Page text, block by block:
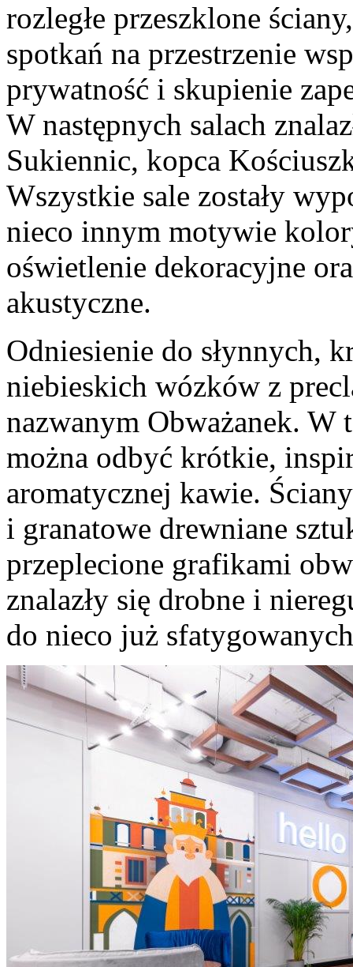
rozległe przeszklone
spotkań na przestrzenie
prywatność i skupienie
W następnych salach
Sukiennic, kopca
Wszystkie sale zostały
nieco innym motywie
oświetlenie dekoracyjne
akustyczne.
Odniesienie do słynnych,
niebieskich wózków z
nazwanym Obważanek. W
można odbyć krótkie,
aromatycznej kawie.
i granatowe drewniane
przeplecione grafikami
znalazły się drobne i
do nieco już